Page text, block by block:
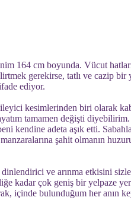
164 cm boyunda. Vücut
gerekirse, tatlı ve cazip bir
ediyor.
kesimlerinden biri olarak
tamamen değişti
adeta aşık etti.
şahit olmanın
ve arınma etkisini
kadar çok geniş bir yelpaze
içinde bulunduğum her anın